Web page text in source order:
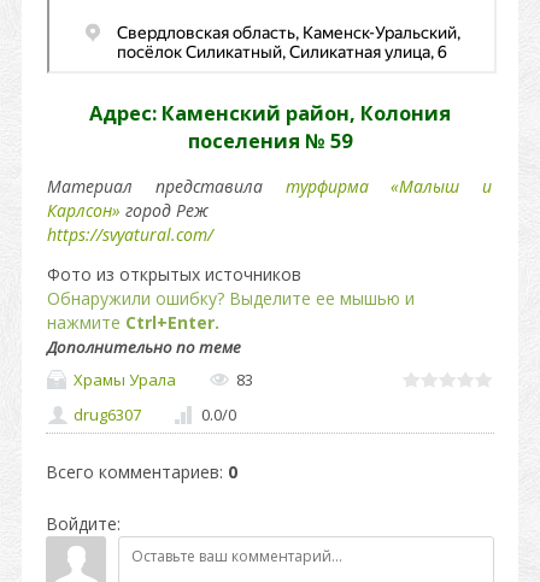
Адрес: Каменский район, Колония
поселения № 59
Материал представила
турфирма «Малыш и
Карлсон» город Реж
https://svyatural.com/
Фото из открытых источников
Обнаружили ошибку? Выделите ее мышью и
нажмите Ctrl+Enter.
Дополнительно по теме
Храмы Урала
83
drug6307
0.0/0
Всего комментариев: 0
Войдите: